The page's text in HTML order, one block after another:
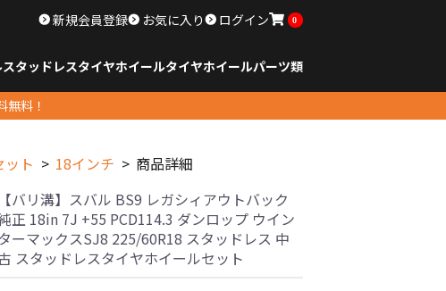
新規会員登録 お気に入り ログイン 0
スタッドレスタイヤホイールタイヤホイールパーツ類
料！
ト 18インチ 商品詳細
【バリ溝】スバル BS9 レガシィアウトバック
正 18in 7J +55 PCD114.3 ダンロップ ウイン
ーマックスSJ8 225/60R18 スタッドレス 中
スタッドレスタイヤホイールセット